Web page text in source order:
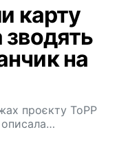
карту
зводять
на
проєкту ToPP